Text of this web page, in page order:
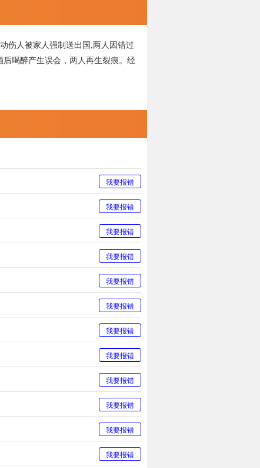
伤人被家人强制送出国,两人因错过
喝醉产生误会，两人再生裂痕。经
我要报错
我要报错
我要报错
我要报错
我要报错
我要报错
我要报错
我要报错
我要报错
我要报错
我要报错
我要报错